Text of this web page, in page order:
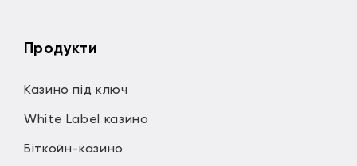
Продукти
Казино під ключ
White Label казино
Біткойн-казино